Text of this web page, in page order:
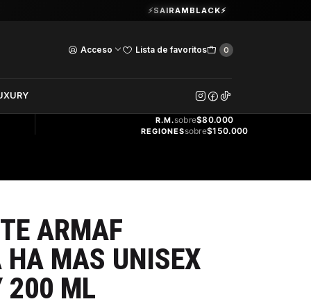
Acceso Lista de favoritos 0
Guardia Vieja 202. Oficina 102.Ver Horarios
⚡SAIRAMBLACK⚡
GRATIS
R.M.sobre$80.000
REGIONESsobre$150.000
ARMAF
HA MAS UNISEX
200 ML